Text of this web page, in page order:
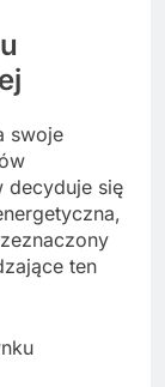
swoje
decyduje się
ten